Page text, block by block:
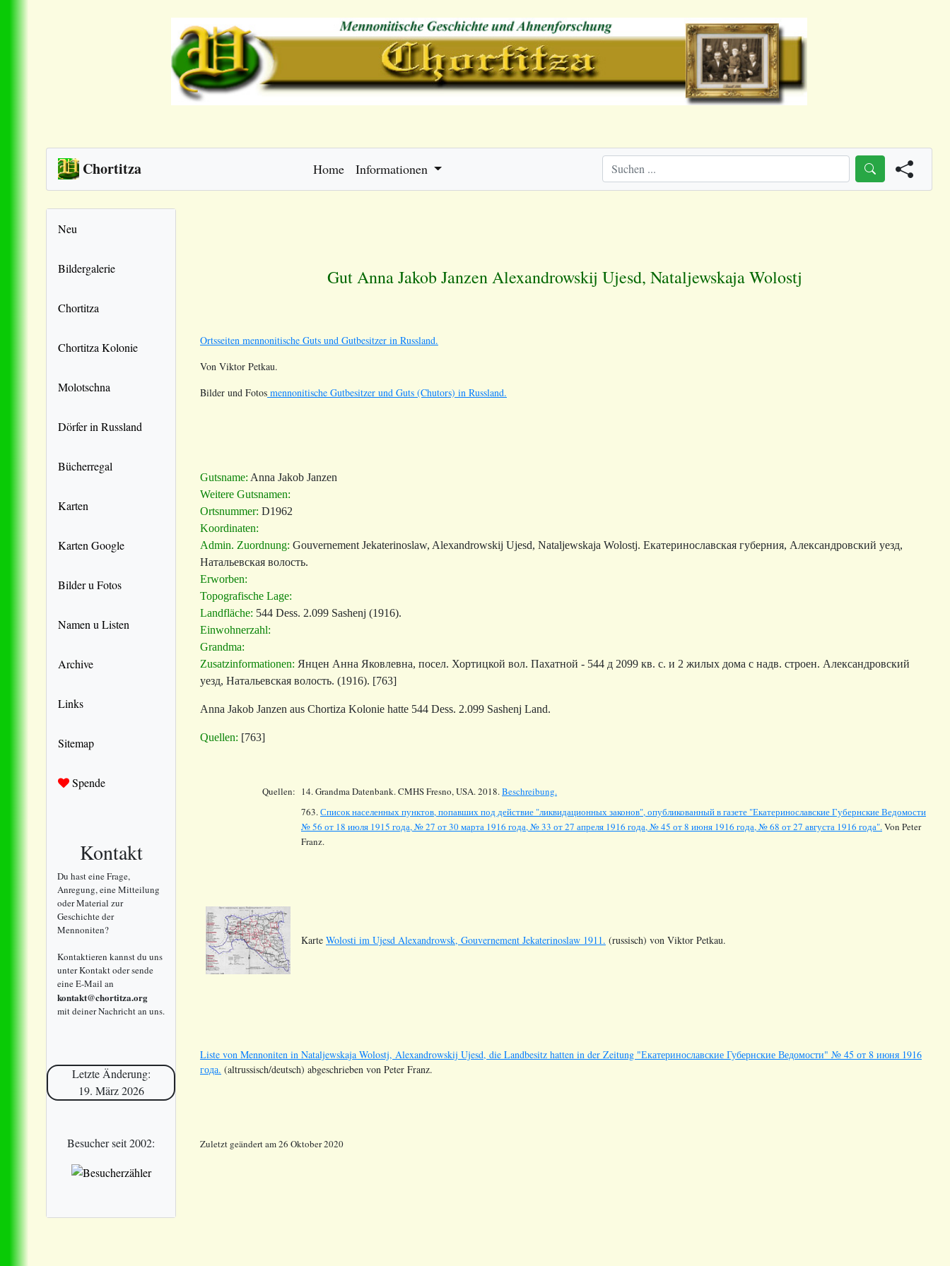
Chortitza Home Informationen
Neu
Bildergalerie
Chortitza
Chortitza Kolonie
Molotschna
Dörfer in Russland
Bücherregal
Karten
Karten Google
Bilder u Fotos
Namen u Listen
Archive
Links
Sitemap
Spende
Kontakt
Du hast eine Frage,
Anregung, eine Mitteilung
oder Material zur
Geschichte der
Mennoniten?
Kontaktieren kannst du uns
unter Kontakt oder sende
eine E-Mail an
kontakt@chortitza.org
mit deiner Nachricht an uns.
Letzte Änderung:
19. März 2026
Besucher seit 2002:
Gut Anna Jakob Janzen Alexandrowskij Ujesd, Nataljewskaja Wolostj
Ortsseiten mennonitische Guts und Gutbesitzer in Russland.
Von Viktor Petkau.
Bilder und Fotos mennonitische Gutbesitzer und Guts (Chutors) in Russland.
Gutsname: Anna Jakob Janzen
Weitere Gutsnamen:
Ortsnummer: D1962
Koordinaten:
Admin. Zuordnung: Gouvernement Jekaterinoslaw, Alexandrowskij Ujesd, Nataljewskaja Wolostj. Екатеринославская губерния, Александровский уезд,
Натальевская волость.
Erworben:
Topografische Lage:
Landfläche: 544 Dess. 2.099 Sashenj (1916).
Einwohnerzahl:
Grandma:
Zusatzinformationen: Янцен Анна Яковлевна, посел. Хортицкой вол. Пахатной - 544 д 2099 кв. с. и 2 жилых дома с надв. строен. Александровский
уезд, Натальевская волость. (1916). [763]
Anna Jakob Janzen aus Chortiza Kolonie hatte 544 Dess. 2.099 Sashenj Land.
Quellen: [763]
Quellen: 14.Grandma Datenbank. CMHS Fresno, USA. 2018.Beschreibung.
763.Список населенных пунктов, попавших под действие "ликвидационных законов", опубликованный в газете "Екатеринославские Губернские Ведомости
№ 56 от 18 июля 1915 года, № 27 от 30 марта 1916 года, № 33 от 27 апреля 1916 года, № 45 от 8 июня 1916 года, № 68 от 27 августа 1916 года".Von Peter
Franz.
Karte Wolosti im Ujesd Alexandrowsk, Gouvernement Jekaterinoslaw 1911. (russisch) von Viktor Petkau.
Liste von Mennoniten in Nataljewskaja Wolostj, Alexandrowskij Ujesd, die Landbesitz hatten in der Zeitung "Екатеринославские Губернские Ведомости" № 45 от 8 июня 1916
года. (altrussisch/deutsch) abgeschrieben von Peter Franz.
Zuletzt geändert am 26 Oktober 2020